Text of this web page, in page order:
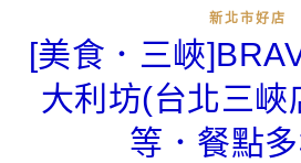
新北市好店
[美食．三峽
大利坊(台北三峽
等．餐點